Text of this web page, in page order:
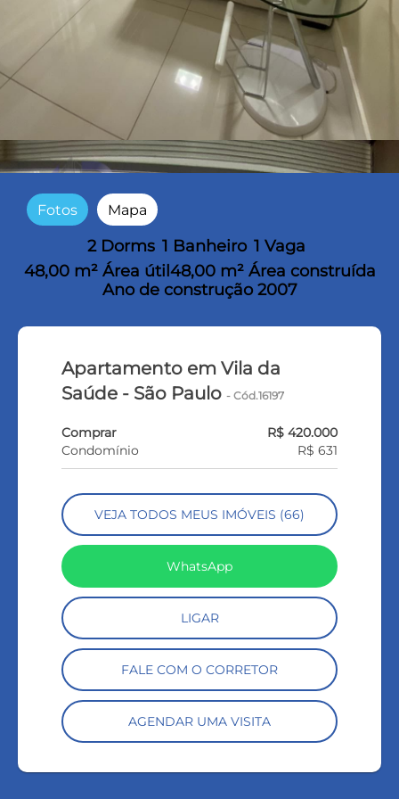
Fotos Mapa
2 Dorms 1 Banheiro 1 Vaga
48,00 m² Área útil 48,00 m² Área construída
Ano de construção 2007
Apartamento em Vila da
Saúde - São Paulo- Cód.16197
Comprar
R$ 420.000
Condomínio
R$ 631
VEJA TODOS MEUS IMÓVEIS (66)
WhatsApp
LIGAR
FALE COM O CORRETOR
AGENDAR UMA VISITA